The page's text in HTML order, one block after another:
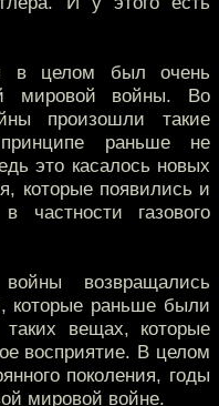
в целом был очень
мировой войны. Во
произошли такие
раньше не
это касалось новых
которые появились и
частности газового
возвращались
которые раньше были
вещах, которые
восприятие. В целом
поколения, годы
мировой войне.